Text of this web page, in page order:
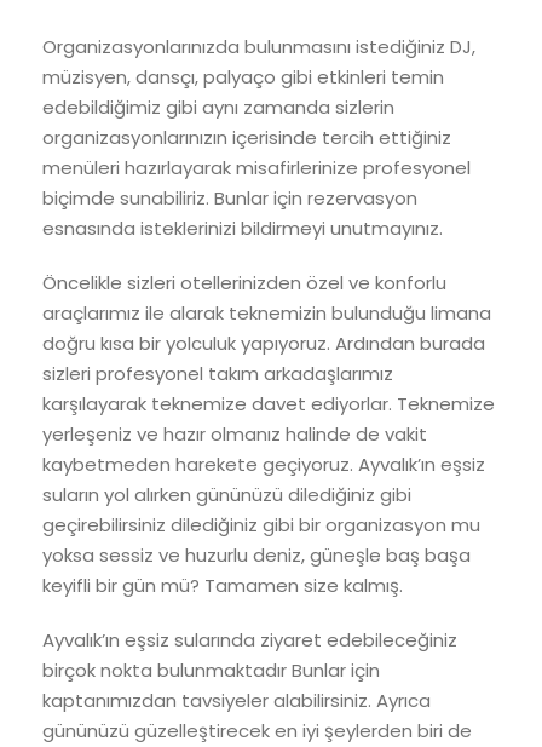
Organizasyonlarınızda bulunmasını istediğiniz DJ,
müzisyen, dansçı, palyaço gibi etkinleri temin
edebildiğimiz gibi aynı zamanda sizlerin
organizasyonlarınızın içerisinde tercih ettiğiniz
menüleri hazırlayarak misafirlerinize profesyonel
biçimde sunabiliriz. Bunlar için rezervasyon
esnasında isteklerinizi bildirmeyi unutmayınız.
Öncelikle sizleri otellerinizden özel ve konforlu
araçlarımız ile alarak teknemizin bulunduğu limana
doğru kısa bir yolculuk yapıyoruz. Ardından burada
sizleri profesyonel takım arkadaşlarımız
karşılayarak teknemize davet ediyorlar. Teknemize
yerleşeniz ve hazır olmanız halinde de vakit
kaybetmeden harekete geçiyoruz. Ayvalık’ın eşsiz
suların yol alırken gününüzü dilediğiniz gibi
geçirebilirsiniz dilediğiniz gibi bir organizasyon mu
yoksa sessiz ve huzurlu deniz, güneşle baş başa
keyifli bir gün mü? Tamamen size kalmış.
Ayvalık’ın eşsiz sularında ziyaret edebileceğiniz
birçok nokta bulunmaktadır Bunlar için
kaptanımızdan tavsiyeler alabilirsiniz. Ayrıca
gününüzü güzelleştirecek en iyi şeylerden biri de